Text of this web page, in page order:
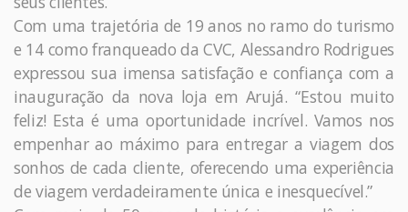
Com uma trajetória de 19 anos no ramo do turismo
e 14 como franqueado da CVC, Alessandro Rodrigues
expressou sua imensa satisfação e confiança com a
inauguração da nova loja em Arujá. “Estou muito
feliz! Esta é uma oportunidade incrível. Vamos nos
empenhar ao máximo para entregar a viagem dos
sonhos de cada cliente, oferecendo uma experiência
de viagem verdadeiramente única e inesquecível.”